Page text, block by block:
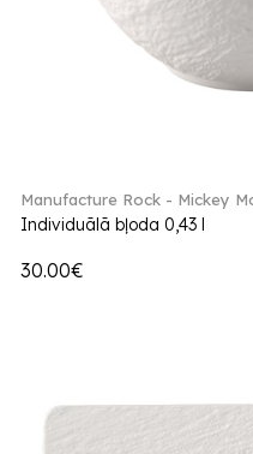
Manufacture Rock - Mickey
Individuālā bļoda 0,43 l
30.00€